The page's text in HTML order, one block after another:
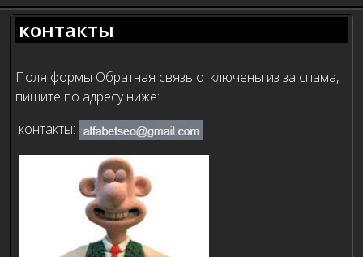
контакты
Поля формы Обратная связь отключены из за спама,
пишите по адресу ниже:
контакты: